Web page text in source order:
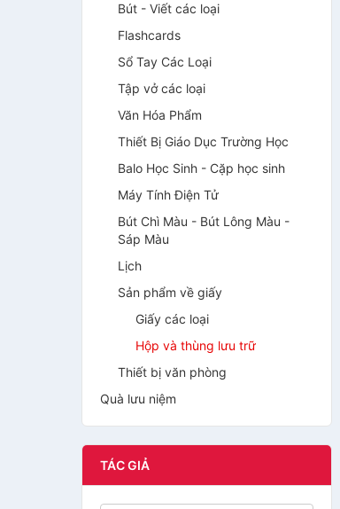
Bút - Viết các loại
Flashcards
Sổ Tay Các Loại
Tập vở các loại
Văn Hóa Phẩm
Thiết Bị Giáo Dục Trường Học
Balo Học Sinh - Cặp học sinh
Máy Tính Điện Tử
Bút Chì Màu - Bút Lông Màu -
Sáp Màu
Lịch
Sản phẩm về giấy
Giấy các loại
Hộp và thùng lưu trữ
Thiết bị văn phòng
Quà lưu niệm
TÁC GIẢ